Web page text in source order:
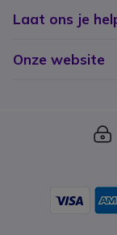
Laat ons je
Onze website